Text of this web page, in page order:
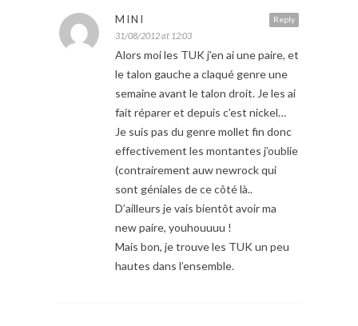
Reply
MINI
31/08/2012 at 12:03
Alors moi les TUK j’en ai une paire, et
le talon gauche a claqué genre une
semaine avant le talon droit. Je les ai
fait réparer et depuis c’est nickel…
Je suis pas du genre mollet fin donc
effectivement les montantes j’oublie
(contrairement auw newrock qui
sont géniales de ce côté là..
D’ailleurs je vais bientôt avoir ma
new paire, youhouuuu !
Mais bon, je trouve les TUK un peu
hautes dans l’ensemble.